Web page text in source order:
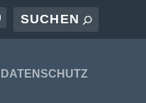
DATENSCHUTZ